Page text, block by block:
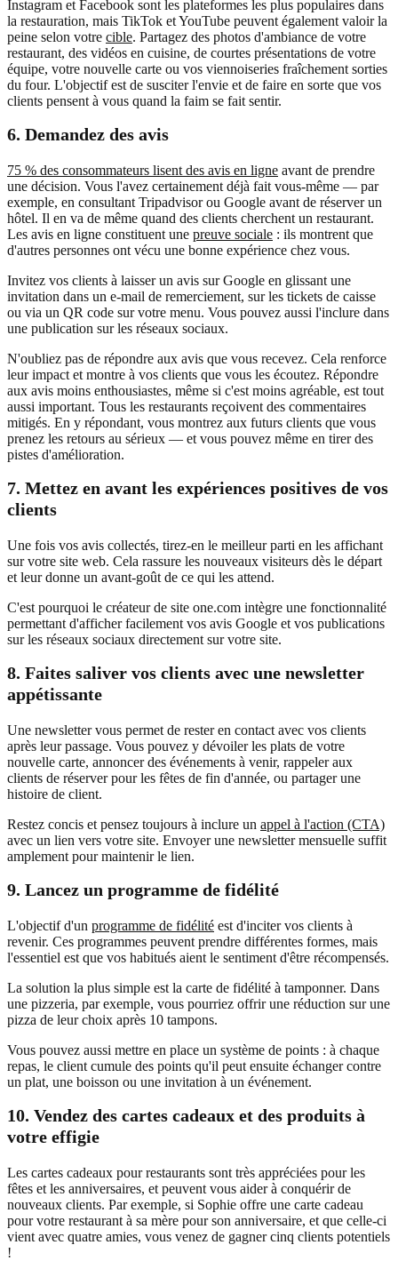
Instagram et Facebook sont les plateformes les plus populaires dans
la restauration, mais TikTok et YouTube peuvent également valoir la
peine selon votre cible. Partagez des photos d'ambiance de votre
restaurant, des vidéos en cuisine, de courtes présentations de votre
équipe, votre nouvelle carte ou vos viennoiseries fraîchement sorties
du four. L'objectif est de susciter l'envie et de faire en sorte que vos
clients pensent à vous quand la faim se fait sentir.
6. Demandez des avis
75 % des consommateurs lisent des avis en ligne avant de prendre
une décision. Vous l'avez certainement déjà fait vous-même — par
exemple, en consultant Tripadvisor ou Google avant de réserver un
hôtel. Il en va de même quand des clients cherchent un restaurant.
Les avis en ligne constituent une preuve sociale : ils montrent que
d'autres personnes ont vécu une bonne expérience chez vous.
Invitez vos clients à laisser un avis sur Google en glissant une
invitation dans un e-mail de remerciement, sur les tickets de caisse
ou via un QR code sur votre menu. Vous pouvez aussi l'inclure dans
une publication sur les réseaux sociaux.
N'oubliez pas de répondre aux avis que vous recevez. Cela renforce
leur impact et montre à vos clients que vous les écoutez. Répondre
aux avis moins enthousiastes, même si c'est moins agréable, est tout
aussi important. Tous les restaurants reçoivent des commentaires
mitigés. En y répondant, vous montrez aux futurs clients que vous
prenez les retours au sérieux — et vous pouvez même en tirer des
pistes d'amélioration.
7. Mettez en avant les expériences positives de vos
clients
Une fois vos avis collectés, tirez-en le meilleur parti en les affichant
sur votre site web. Cela rassure les nouveaux visiteurs dès le départ
et leur donne un avant-goût de ce qui les attend.
C'est pourquoi le créateur de site one.com intègre une fonctionnalité
permettant d'afficher facilement vos avis Google et vos publications
sur les réseaux sociaux directement sur votre site.
8. Faites saliver vos clients avec une newsletter
appétissante
Une newsletter vous permet de rester en contact avec vos clients
après leur passage. Vous pouvez y dévoiler les plats de votre
nouvelle carte, annoncer des événements à venir, rappeler aux
clients de réserver pour les fêtes de fin d'année, ou partager une
histoire de client.
Restez concis et pensez toujours à inclure un appel à l'action (CTA)
avec un lien vers votre site. Envoyer une newsletter mensuelle suffit
amplement pour maintenir le lien.
9. Lancez un programme de fidélité
L'objectif d'un programme de fidélité est d'inciter vos clients à
revenir. Ces programmes peuvent prendre différentes formes, mais
l'essentiel est que vos habitués aient le sentiment d'être récompensés.
La solution la plus simple est la carte de fidélité à tamponner. Dans
une pizzeria, par exemple, vous pourriez offrir une réduction sur une
pizza de leur choix après 10 tampons.
Vous pouvez aussi mettre en place un système de points : à chaque
repas, le client cumule des points qu'il peut ensuite échanger contre
un plat, une boisson ou une invitation à un événement.
10. Vendez des cartes cadeaux et des produits à
votre effigie
Les cartes cadeaux pour restaurants sont très appréciées pour les
fêtes et les anniversaires, et peuvent vous aider à conquérir de
nouveaux clients. Par exemple, si Sophie offre une carte cadeau
pour votre restaurant à sa mère pour son anniversaire, et que celle-ci
vient avec quatre amies, vous venez de gagner cinq clients potentiels
!